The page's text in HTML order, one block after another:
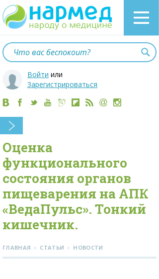
Войти или
Зарегистрироваться
Оценка
функционального
состояния органов
пищеварения на АПК
«ВедаПульс». Тонкий
кишечник.
ГЛАВНАЯ › СТАТЬИ › НОВОСТИ